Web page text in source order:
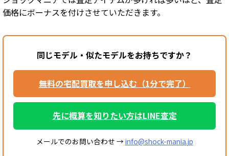
価格にボーナスを付けさせていただきます。
同じモデル・似たモデルをお持ちですか？
無料の宅配買取を申し込む（1分で完了）
先に概算を知りたい方はLINE査定
メールでのお問い合わせ → info@shock-mania.jp